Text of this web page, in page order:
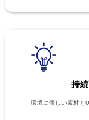
持
環境に優しい素材と